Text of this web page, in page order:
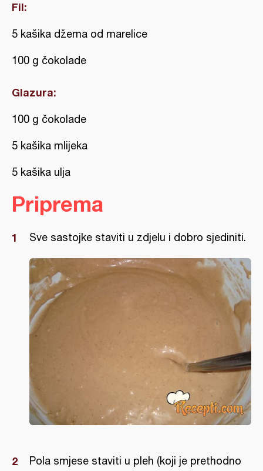
Fil:
5 kašika džema od marelice
100 g čokolade
Glazura:
100 g čokolade
5 kašika mlijeka
5 kašika ulja
Priprema
Sve sastojke staviti u zdjelu i dobro sjediniti.
Pola smjese staviti u pleh (koji je prethodno